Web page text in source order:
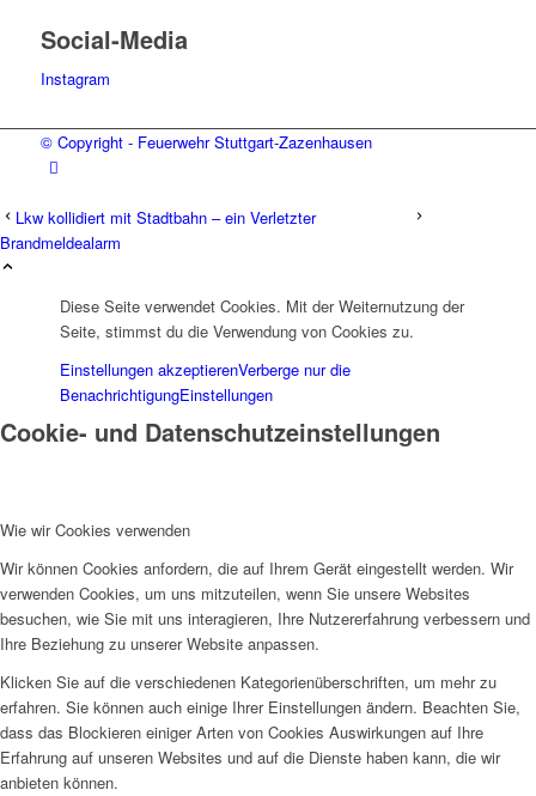
Social-Media
Instagram
© Copyright - Feuerwehr Stuttgart-Zazenhausen
Lkw kollidiert mit Stadtbahn – ein Verletzter
Brandmeldealarm
Diese Seite verwendet Cookies. Mit der Weiternutzung der
Seite, stimmst du die Verwendung von Cookies zu.
Einstellungen akzeptierenVerberge nur die
BenachrichtigungEinstellungen
Cookie- und Datenschutzeinstellungen
Wie wir Cookies verwenden
Wir können Cookies anfordern, die auf Ihrem Gerät eingestellt werden. Wir
verwenden Cookies, um uns mitzuteilen, wenn Sie unsere Websites
besuchen, wie Sie mit uns interagieren, Ihre Nutzererfahrung verbessern und
Ihre Beziehung zu unserer Website anpassen.
Klicken Sie auf die verschiedenen Kategorienüberschriften, um mehr zu
erfahren. Sie können auch einige Ihrer Einstellungen ändern. Beachten Sie,
dass das Blockieren einiger Arten von Cookies Auswirkungen auf Ihre
Erfahrung auf unseren Websites und auf die Dienste haben kann, die wir
anbieten können.